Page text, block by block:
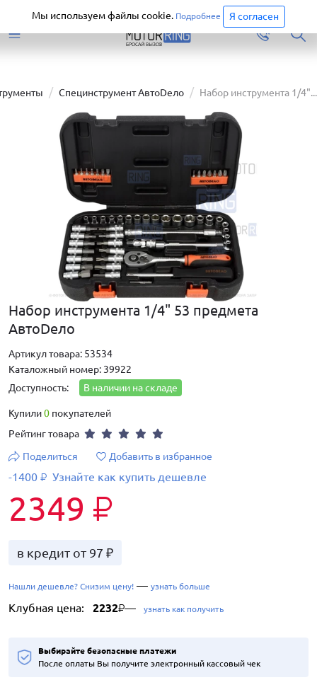
Перейти
Специнструмент АвтоDело Набор инструмента 1/4"...
Набор инструмента 1/4" 53 предмета
АвтоDело
Артикул товара: 53534
Каталожный номер: 39922
Доступность:
В наличии на складе
Купили0 покупателей
Рейтинг товара
Поделиться
Добавить в избранное
-1400 ₽ Узнайте как купить дешевле
2349 ₽
в кредит от 97 ₽
Нашли дешевле? Снизим цену! — узнать больше
Клубная цена: 2232₽— узнать как получить
Выбирайте безопасные платежи
После оплаты Вы получите электронный кассовый чек
Мы используем файлы cookie. Подробнее Я согласен